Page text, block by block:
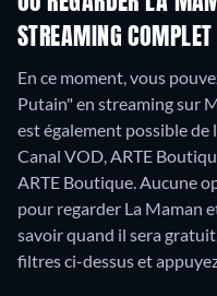
STREAMING
En ce moment, vous
Putain" en streaming sur
est également possible
Canal VOD, ARTE
ARTE Boutique.Aucune
pour regarder La Maman
savoir quand il sera
filtres ci-dessus et